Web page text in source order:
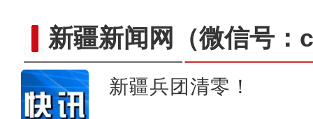
新疆新闻网 （微信号
新疆兵团清零！